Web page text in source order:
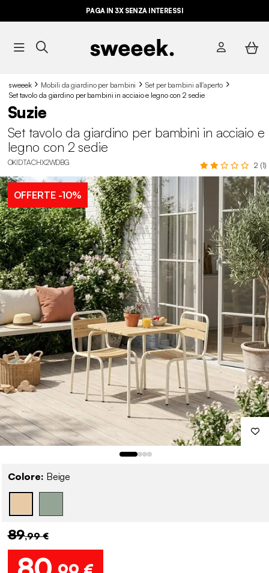
PAGA IN 3X SENZA INTERESSI
sweeek Mobili da giardino per bambini
Set per bambini all'aperto
Set tavolo da giardino per bambini in acciaio e legno con 2 sedie
Suzie
Set tavolo da giardino per bambini in acciaio e
legno con 2 sedie
OKIDTACHX2WDBG 2 (1)
OFFERTE-10%
Colore: Beige
89,99 €